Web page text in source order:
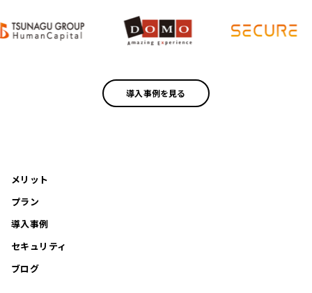
導入事例を見る
メリット
プラン
導入事例
セキュリティ
ブログ